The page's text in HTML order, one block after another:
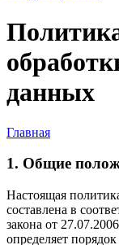
данных
Главная
1. Общие
Настоящая
составлена в
закона от
определяет